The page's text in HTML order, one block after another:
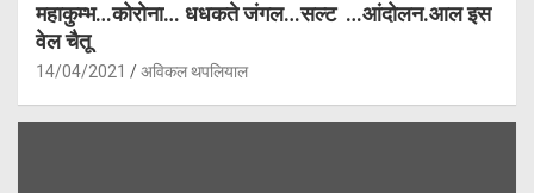
महाकुम्भ…कोरोना… धधकते जंगल…सल्ट …आंदोलन.आल इस
वेल चैतू
14/04/2021 अविकल थपलियाल